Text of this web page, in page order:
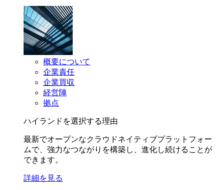
概要について
企業責任
企業買収
経営陣
拠点
ハイランドを選択する理由
最新でオープンなクラウドネイティブプラットフォー
ムで、強力なつながりを構築し、進化し続けることが
できます。
詳細を見る